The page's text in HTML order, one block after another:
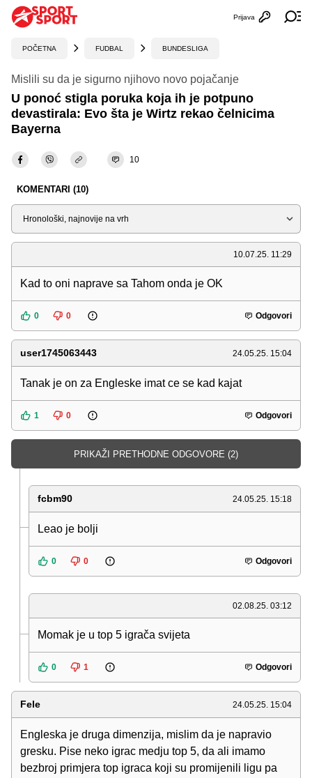
Otvori
Prijava
POČETNA FUDBAL BUNDESLIGA
Mislili su da je sigurno njihovo novo pojačanje
U ponoć stigla poruka koja ih je potpuno
devastirala: Evo šta je Wirtz rekao čelnicima
Bayerna
10
KOMENTARI (10)
Sortiraj
10.07.25. 11:29
Kad to oni naprave sa Tahom onda je OK
0 0 Odgovori
user1745063443 24.05.25. 15:04
Tanak je on za Engleske imat ce se kad kajat
1 0 Odgovori
PRIKAŽI PRETHODNE ODGOVORE (2)
fcbm90 24.05.25. 15:18
Leao je bolji
0 0 Odgovori
02.08.25. 03:12
Momak je u top 5 igrača svijeta
0 1 Odgovori
Fele 24.05.25. 15:04
Engleska je druga dimenzija, mislim da je napravio
gresku. Pise neko igrac medju top 5, da ali imamo
bezbroj primjera top igraca koji su promijenili ligu pa